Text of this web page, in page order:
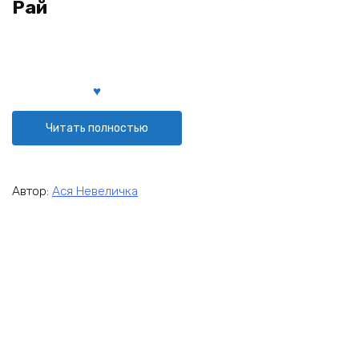
Рай
Читать полностью
Автор: Ася Невеличка